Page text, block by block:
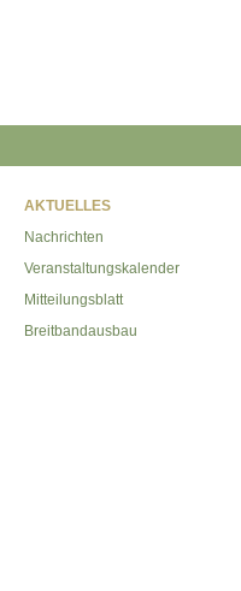
AKTUELLES
Nachrichten
Veranstaltungskalender
Mitteilungsblatt
Breitbandausbau